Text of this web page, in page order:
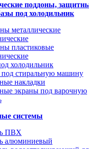
поддоны,
под холодильник
металлические
пластиковые
холодильник
стиральную машину
накладки
экраны под варочную
системы
ПВХ
алюминиевый